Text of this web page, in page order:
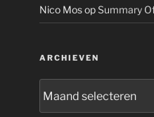
Nico MosopSummary
ARCHIEVEN